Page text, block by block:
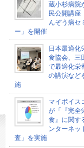
蔵小杉病院
民公開講座
んぞう病セ
ー」を開催
日本最適化
食協会、三
で最適化栄
の講演など
施
マイボイス
が「『完全
食』に関す
ンターネッ
査」を実施